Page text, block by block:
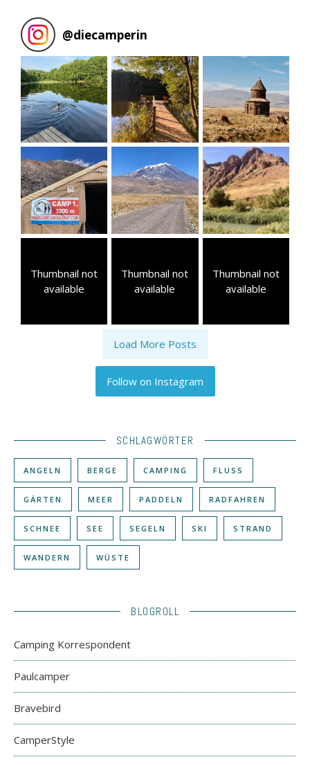
@diecamperin
Thumbnail not
available
Thumbnail not
available
Thumbnail not
available
Load More Posts
Follow on Instagram
SCHLAGWÖRTER
ANGELN BERGE CAMPING FLUSS
GÄRTEN MEER PADDELN RADFAHREN
SCHNEE SEE SEGELN SKI STRAND
WANDERN WÜSTE
BLOGROLL
Camping Korrespondent
Paulcamper
Bravebird
CamperStyle